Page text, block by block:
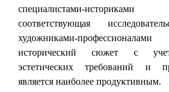
специалистами-
соответствующая
художниками-
исторический сюжет с
эстетических требований и
является наиболее продуктивным.